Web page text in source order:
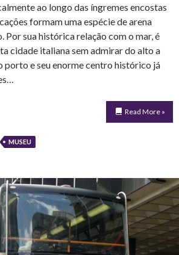
ao longo das íngremes encostas
formam uma espécie de arena
Por sua histórica relação com o mar, é
cidade italiana sem admirar do alto a
porto e seu enorme centro histórico já
Read More »
MUSEU